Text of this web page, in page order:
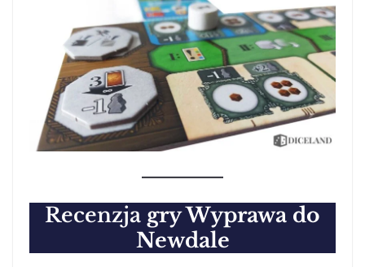
Recenzja gry Wyprawa do
Newdale